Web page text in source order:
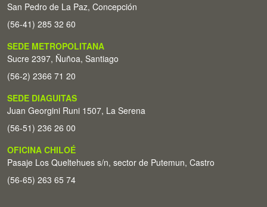
San Pedro de La Paz, Concepción
(56-41) 285 32 60
SEDE METROPOLITANA
Sucre 2397, Ñuñoa, Santiago
(56-2) 2366 71 20
SEDE DIAGUITAS
Juan Georgini Runi 1507, La Serena
(56-51) 236 26 00
OFICINA CHILOÉ
Pasaje Los Queltehues s/n, sector de Putemun, Castro
(56-65) 263 65 74